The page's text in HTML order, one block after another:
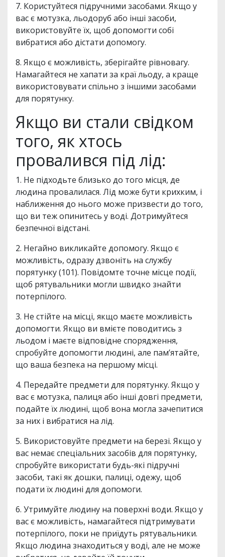
7. Користуйтеся підручними засобами. Якщо у
вас є мотузка, льодоруб або інші засоби,
використовуйте їх, щоб допомогти собі
вибратися або дістати допомогу.
8. Якщо є можливість, зберігайте рівновагу.
Намагайтеся не хапати за краї льоду, а краще
використовувати спільно з іншими засобами
для порятунку.
Якщо ви стали свідком
того, як хтось
провалився під лід:
1. Не підходьте близько до того місця, де
людина провалилася. Лід може бути крихким, і
наближення до нього може призвести до того,
що ви теж опинитесь у воді. Дотримуйтеся
безпечної відстані.
2. Негайно викликайте допомогу. Якщо є
можливість, одразу дзвоніть на службу
порятунку (101). Повідомте точне місце події,
щоб рятувальники могли швидко знайти
потерпілого.
3. Не стійте на місці, якщо маєте можливість
допомогти. Якщо ви вмієте поводитись з
льодом і маєте відповідне спорядження,
спробуйте допомогти людині, але пам’ятайте,
що ваша безпека на першому місці.
4. Передайте предмети для порятунку. Якщо у
вас є мотузка, палиця або інші довгі предмети,
подайте їх людині, щоб вона могла зачепитися
за них і вибратися на лід.
5. Використовуйте предмети на березі. Якщо у
вас немає спеціальних засобів для порятунку,
спробуйте використати будь-які підручні
засоби, такі як дошки, палиці, одежу, щоб
подати їх людині для допомоги.
6. Утримуйте людину на поверхні води. Якщо у
вас є можливість, намагайтеся підтримувати
потерпілого, поки не приїдуть рятувальники.
Якщо людина знаходиться у воді, але не може